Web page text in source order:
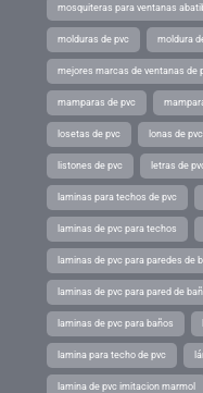
mosquiteras para ventanas
molduras de pvc moldura
mejores marcas de ventanas de
mamparas de pvc
losetas de pvc lonas de
listones de pvc letras de
laminas para techos de pvc
laminas de pvc para techos
laminas de pvc para paredes de
laminas de pvc para pared de
laminas de pvc para baños
lamina para techo de pvc
lamina de pvc imitacion marmol